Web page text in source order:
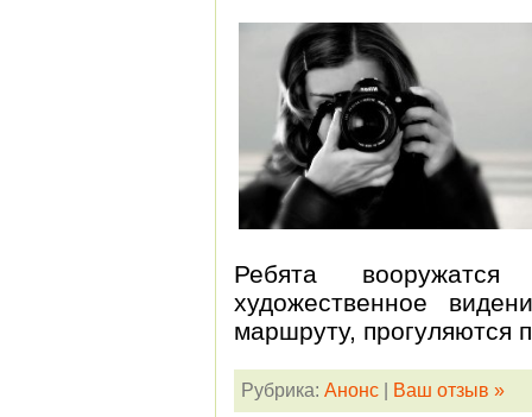
Ребята вооружатся
художественное
маршруту, прогуляются
Рубрика: Анонс| Ваш отзыв »